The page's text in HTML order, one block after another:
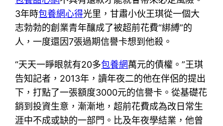
3年時包養網心得光里，甘肅小伙王琪從一個大
志勃勃的創業青年釀成了被超前花費“綁縛”的
人，一度還因7張過期信譽卡想到他殺。
“天天一睜眼就有20多包養網萬元的債權。”王琪
告知記者，2013年，讀年夜二的他在伴侶的提出
下，打點了一張額度3000元的信譽卡。從基礎花
銷到投資生意，漸漸地，超前花費成為改日常生
涯中不成或缺的一部門。比及年夜學結業，他曾